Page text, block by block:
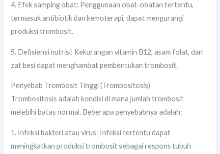
4. Efek samping obat: Penggunaan obat-obatan tertentu,
termasuk antibiotik dan kemoterapi, dapat mengurangi
produksi trombosit.
5. Defisiensi nutrisi: Kekurangan vitamin B12, asam folat, dan
zat besi dapat menghambat pembentukan trombosit.
Penyebab Trombosit Tinggi (Trombositosis)
Trombositosis adalah kondisi di mana jumlah trombosit
melebihi batas normal. Beberapa penyebabnya adalah:
1. Infeksi bakteri atau virus: Infeksi tertentu dapat
meningkatkan produksi trombosit sebagai respons tubuh